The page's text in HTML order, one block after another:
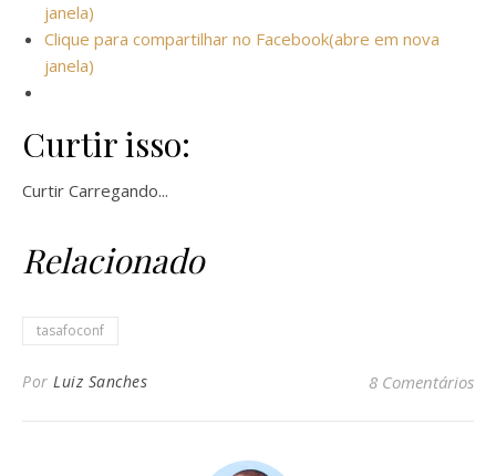
janela)
Clique para compartilhar no Facebook(abre em nova
janela)
Curtir isso:
Curtir Carregando...
Relacionado
tasafoconf
Por Luiz Sanches 8 Comentários